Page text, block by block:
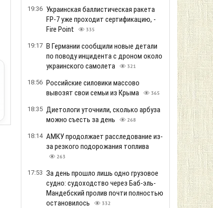
19:36 Украинская баллистическая ракета
FP-7 уже проходит сертификацию, -
Fire Point
335
19:17 В Германии сообщили новые детали
по поводу инцидента с дроном около
украинского самолета
321
18:56 Российские силовики массово
вывозят свои семьи из Крыма
365
18:35 Диетологи уточнили, сколько арбуза
можно съесть за день
268
18:14 АМКУ продолжает расследование из-
за резкого подорожания топлива
263
17:53 За день прошло лишь одно грузовое
судно: судоходство через Баб-эль-
Мандебский пролив почти полностью
остановилось
332